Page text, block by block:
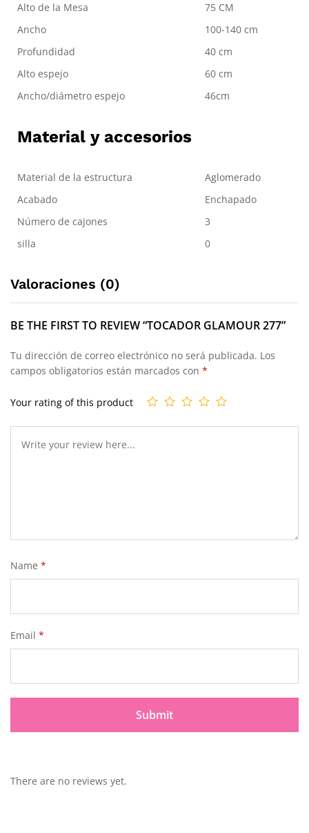
Alto de la Mesa
75 CM
Ancho
100-140 cm
Profundidad
40 cm
Alto espejo
60 cm
Ancho/diámetro espejo
46cm
Material y accesorios
Material de la estructura
Aglomerado
Acabado
Enchapado
Número de cajones
3
silla
0
Valoraciones (0)
BE THE FIRST TO REVIEW “TOCADOR GLAMOUR 277”
Tu dirección de correo electrónico no será publicada. Los
campos obligatorios están marcados con *
Your rating of this product
Name *
Email *
There are no reviews yet.